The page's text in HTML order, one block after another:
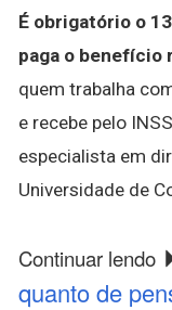
É obrigatório o
paga o benefício
quem trabalha
e recebe pelo
especialista em
Universidade de
Continuar lendo
quanto de